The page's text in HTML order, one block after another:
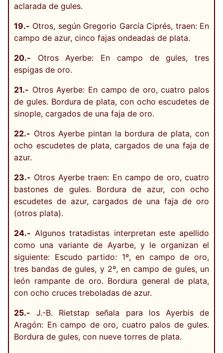
aclarada de gules.
19.- Otros, según Gregorio García Ciprés, traen: En
campo de azur, cinco fajas ondeadas de plata.
20.- Otros Ayerbe: En campo de gules, tres
espigas de oro.
21.- Otros Ayerbe: En campo de oro, cuatro palos
de gules. Bordura de plata, con ocho escudetes de
sinople, cargados de una faja de oro.
22.- Otros Ayerbe pintan la bordura de plata, con
ocho escudetes de plata, cargados de una faja de
azur.
23.- Otros Ayerbe traen: En campo de oro, cuatro
bastones de gules. Bordura de azur, con ocho
escudetes de azur, cargados de una faja de oro
(otros plata).
24.- Algunos tratadistas interpretan este apellido
como una variante de Ayarbe, y le organizan el
siguiente: Escudo partido: 1º, en campo de oro,
tres bandas de gules, y 2º, en campo de gules, un
león rampante de oro. Bordura general de plata,
con ocho cruces treboladas de azur.
25.- J.-B. Rietstap señala para los Ayerbis de
Aragón: En campo de oro, cuatro palos de gules.
Bordura de gules, con nueve torres de plata.